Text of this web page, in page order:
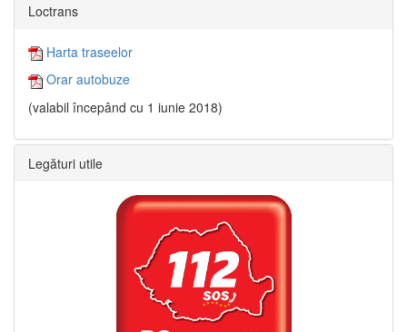
Loctrans
Harta traseelor
Orar autobuze
(valabil începând cu 1 iunie 2018)
Legături utile